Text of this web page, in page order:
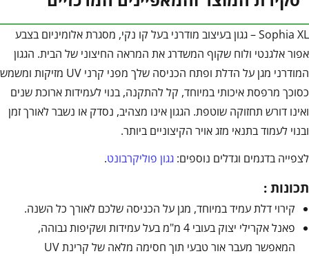
Sophia XL – גגון בעיצוב מודרני בעל קו נקי, מסגרת אלומיניום בצבע
אפור אלגנטי ולוח שקוף המשדרג את המראה החיצוני של הבית. הגגון
המודרני מגן על הדלת ופתח הכניסה שלך מפני קרני UV מזיקות ומשמש
כסוכך מרפסת איכותי במיוחד, קל להתקנה, בנוי לעמידות ארוכת שנים
ואינו דורש תחזוקה שוטפת. הגגון אינו מצהיב, נסדק או נשבר לאורך זמן
ובנוי לעמוד בתנאי מזג אויר הקיצוניים ביותר.
לצפייה בדגמים וגדלים נוספים: גגון פוליקרבונט.
תכונות :
קירוי דלת עמיד במיוחד, מגן על הכניסה שלכם לאורך כל השנה.
פאנל אקרילי יצוק בעובי 4 מ"מ בעל עמידות ושקיפות גבוהה,
המאפשר מעבר אור טבעי תוך חסימה מלאה של קרינת UV